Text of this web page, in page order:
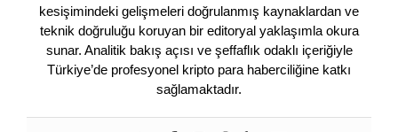
kesişimindeki gelişmeleri doğrulanmış kaynaklardan ve
teknik doğruluğu koruyan bir editoryal yaklaşımla okura
sunar. Analitik bakış açısı ve şeffaflık odaklı içeriğiyle
Türkiye’de profesyonel kripto para haberciliğine katkı
sağlamaktadır.